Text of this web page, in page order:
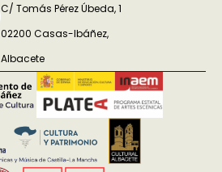
C/ Tomás Pérez Úbeda, 1
02200 Casas-Ibáñez,
Albacete